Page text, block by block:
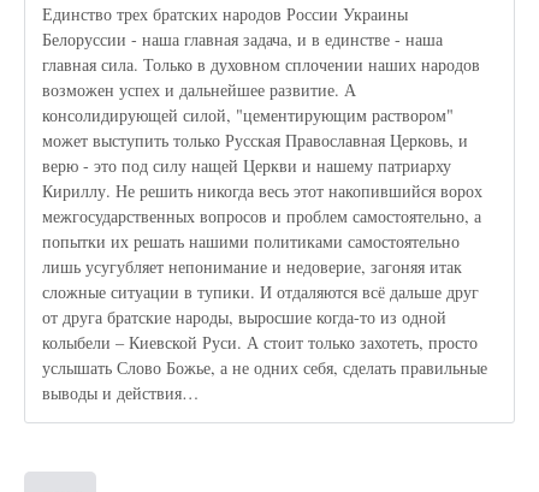
Единство трех братских народов России Украины
Белоруссии - наша главная задача, и в единстве - наша
главная сила. Только в духовном сплочении наших народов
возможен успех и дальнейшее развитие. А
консолидирующей силой, "цементирующим раствором"
может выступить только Русская Православная Церковь, и
верю - это под силу нащей Церкви и нашему патриарху
Кириллу. Не решить никогда весь этот накопившийся ворох
межгосударственных вопросов и проблем самостоятельно, а
попытки их решать нашими политиками самостоятельно
лишь усугубляет непонимание и недоверие, загоняя итак
сложные ситуации в тупики. И отдаляются всё дальше друг
от друга братские народы, выросшие когда-то из одной
колыбели – Киевской Руси. А стоит только захотеть, просто
услышать Слово Божье, а не одних себя, сделать правильные
выводы и действия…